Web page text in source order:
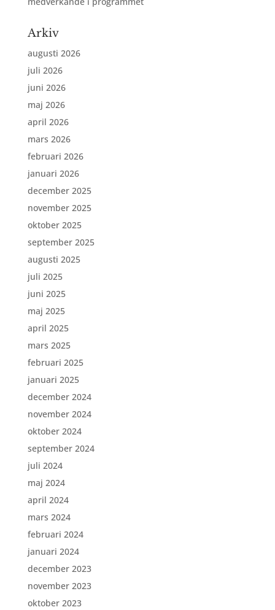
Arkiv
augusti 2026
juli 2026
juni 2026
maj 2026
april 2026
mars 2026
februari 2026
januari 2026
december 2025
november 2025
oktober 2025
september 2025
augusti 2025
juli 2025
juni 2025
maj 2025
april 2025
mars 2025
februari 2025
januari 2025
december 2024
november 2024
oktober 2024
september 2024
juli 2024
maj 2024
april 2024
mars 2024
februari 2024
januari 2024
december 2023
november 2023
oktober 2023